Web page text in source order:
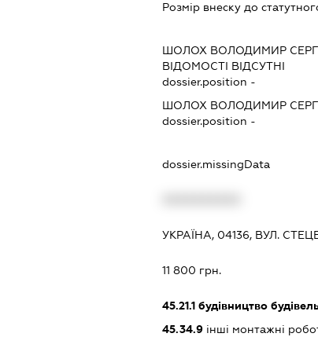
Розмір внеску до
ШОЛОХ ВОЛОДИМИР
ВІДОМОСТІ ВІДСУТНІ
dossier.position -
ШОЛОХ ВОЛОДИМИР
dossier.position -
dossier.missingData
УКРАЇНА, 04136, ВУЛ.
11 800 грн.
45.21.1будівництво
45.34.9інші монтажні